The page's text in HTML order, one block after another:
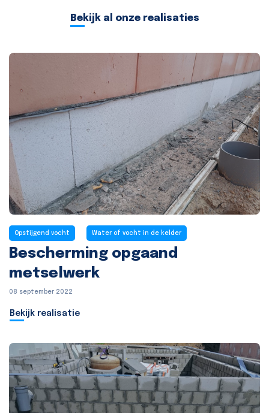
Bekijk al onze realisaties
Opstijgend vocht Water of vocht in de kelder
Bescherming opgaand
metselwerk
08 september 2022
Bekijk realisatie